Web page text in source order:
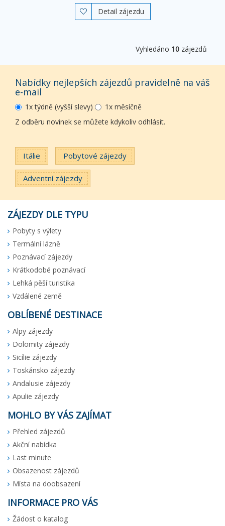
 Detail zájezdu
Vyhledáno 10 zájezdů
Nabídky nejlepších zájezdů pravidelně na váš
e-mail
1x týdně (vyšší slevy)
1x měsíčně
Z odběru novinek se můžete kdykoliv odhlásit.
Itálie Pobytové zájezdy
Adventní zájezdy
ZÁJEZDY DLE TYPU
Pobyty s výlety
Termální lázně
Poznávací zájezdy
Krátkodobé poznávací
Lehká pěší turistika
Vzdálené země
OBLÍBENÉ DESTINACE
Alpy zájezdy
Dolomity zájezdy
Sicílie zájezdy
Toskánsko zájezdy
Andalusie zájezdy
Apulie zájezdy
MOHLO BY VÁS ZAJÍMAT
Přehled zájezdů
Akční nabídka
Last minute
Obsazenost zájezdů
Místa na doobsazení
INFORMACE PRO VÁS
Žádost o katalog